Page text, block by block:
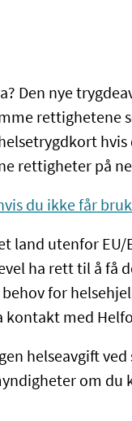
Den nye
rettighetene
rettigheter på
du ikke får
land utenfor
ha rett til å få
for
kontakt med
helseavgift
om du